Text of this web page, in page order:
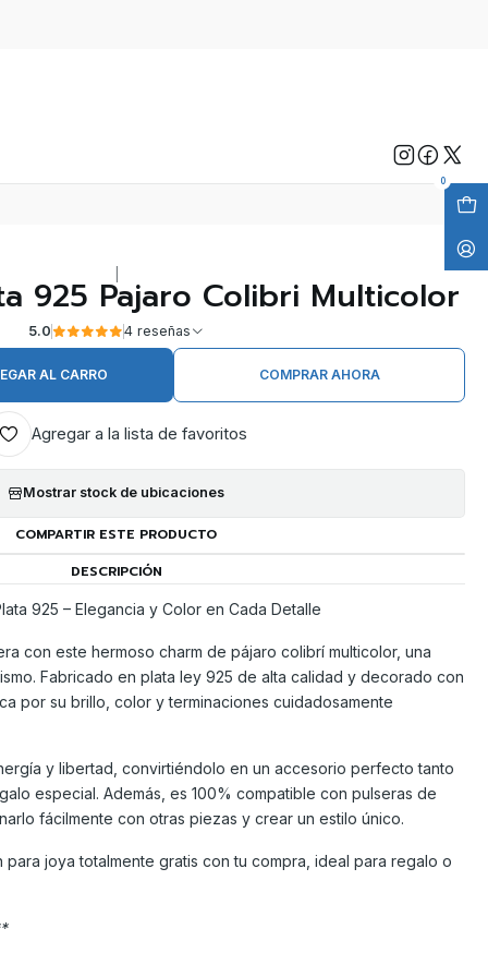
0
925 Pajaro Colibri Multicolor
5.0 4 reseñas
AL CARRO COMPRAR AHORA
Agregar a la lista de favoritos
Mostrar stock de ubicaciones
COMPARTIR ESTE PRODUCTO
DESCRIPCIÓN
925 – Elegancia y Color en Cada Detalle
con este hermoso charm de pájaro colibrí multicolor, una
Fabricado en plata ley 925 de alta calidad y decorado con
por su brillo, color y terminaciones cuidadosamente
y libertad, convirtiéndolo en un accesorio perfecto tanto
especial. Además, es 100% compatible con pulseras de
fácilmente con otras piezas y crear un estilo único.
joya totalmente gratis con tu compra, ideal para regalo o